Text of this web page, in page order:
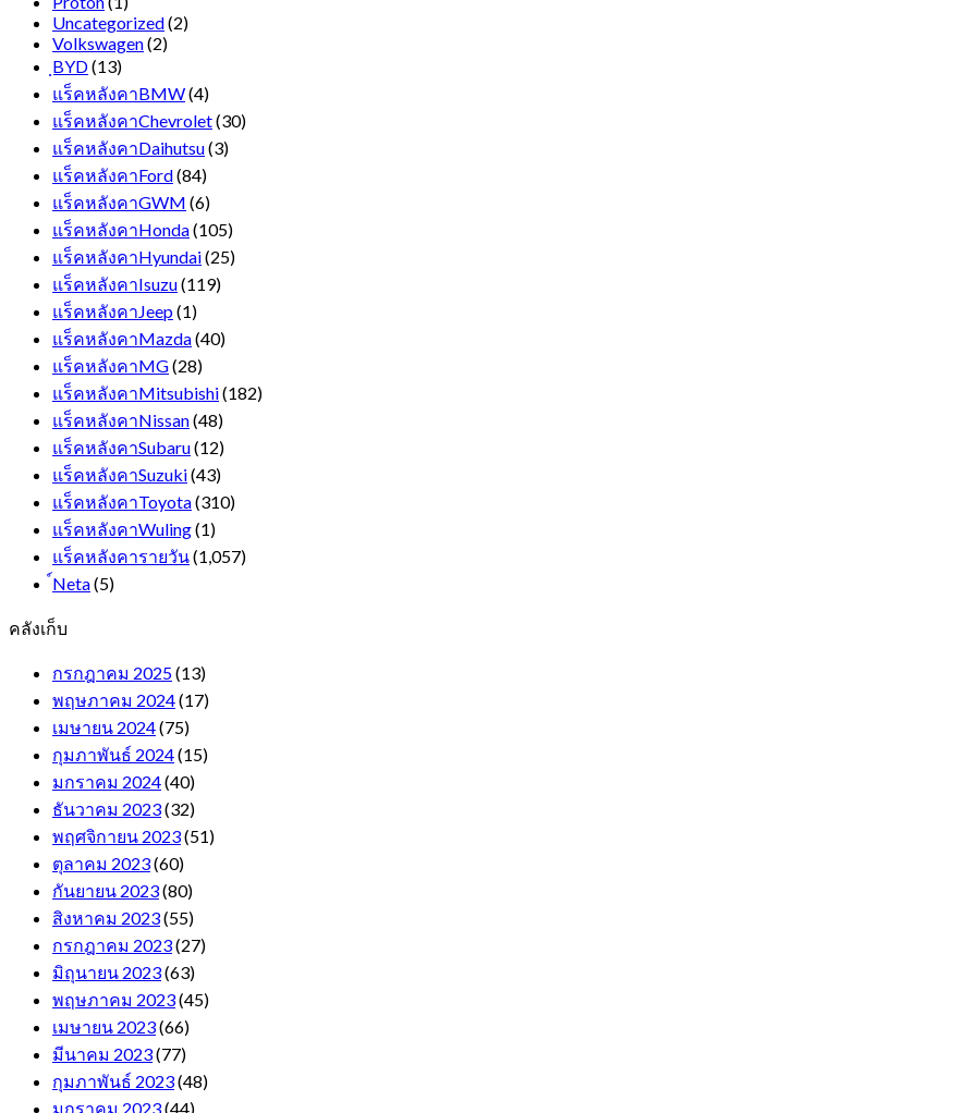
Uncategorized(2)
Volkswagen(2)
ฺBYD(13)
แร็คหลังคาBMW(4)
แร็คหลังคาChevrolet(30)
แร็คหลังคาDaihutsu(3)
แร็คหลังคาFord(84)
แร็คหลังคาGWM (6)
แร็คหลังคาHonda(105)
แร็คหลังคาHyundai(25)
แร็คหลังคาIsuzu(119)
แร็คหลังคาJeep(1)
แร็คหลังคาMazda(40)
แร็คหลังคาMG(28)
แร็คหลังคาMitsubishi(182)
แร็คหลังคาNissan(48)
แร็คหลังคาSubaru(12)
แร็คหลังคาSuzuki(43)
แร็คหลังคาToyota(310)
แร็คหลังคาWuling(1)
แร็คหลังคารายวัน(1,057)
์Neta(5)
คลังเก็บ
กรกฎาคม 2025(13)
พฤษภาคม 2024(17)
เมษายน 2024(75)
กุมภาพันธ์ 2024(15)
มกราคม 2024(40)
ธันวาคม 2023(32)
พฤศจิกายน 2023(51)
ตุลาคม 2023(60)
กันยายน 2023(80)
สิงหาคม 2023(55)
กรกฎาคม 2023(27)
มิถุนายน 2023(63)
พฤษภาคม 2023(45)
เมษายน 2023(66)
มีนาคม 2023(77)
กุมภาพันธ์ 2023(48)
มกราคม 2023(44)